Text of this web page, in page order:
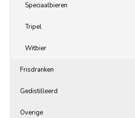
Speciaalbieren
Tripel
Witbier
Frisdranken
Gedistilleerd
Overige